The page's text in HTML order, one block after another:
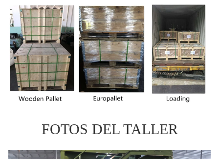
FOTOS DEL TALLER